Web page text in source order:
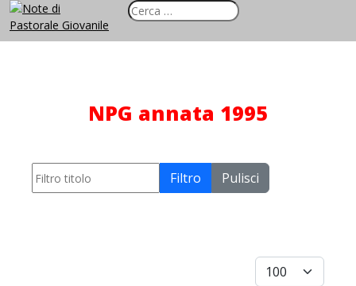
NPG annata 1995
Filtro titolo Filtro Pulisci
Visualizza #